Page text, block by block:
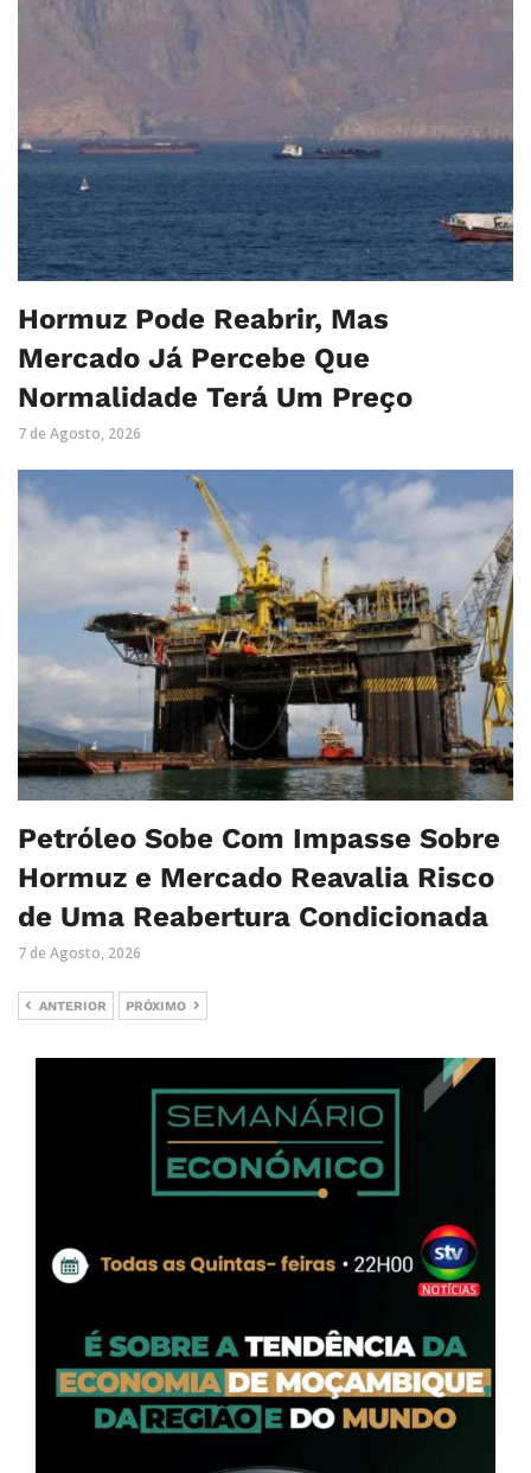
Hormuz Pode Reabrir, Mas
Mercado Já Percebe Que
Normalidade Terá Um Preço
7 de Agosto, 2026
Petróleo Sobe Com Impasse Sobre
Hormuz e Mercado Reavalia Risco
de Uma Reabertura Condicionada
7 de Agosto, 2026
ANTERIOR PRÓXIMO